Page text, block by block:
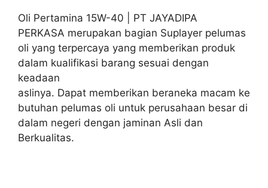
Oli Pertamina 15W-40 | PT JAYADIPA
PERKASA merupakan bagian Suplayer pelumas
oli yang terpercaya yang memberikan produk
dalam kualifikasi barang sesuai dengan
keadaan
aslinya. Dapat memberikan beraneka macam ke
butuhan pelumas oli untuk perusahaan besar di
dalam negeri dengan jaminan Asli dan
Berkualitas.